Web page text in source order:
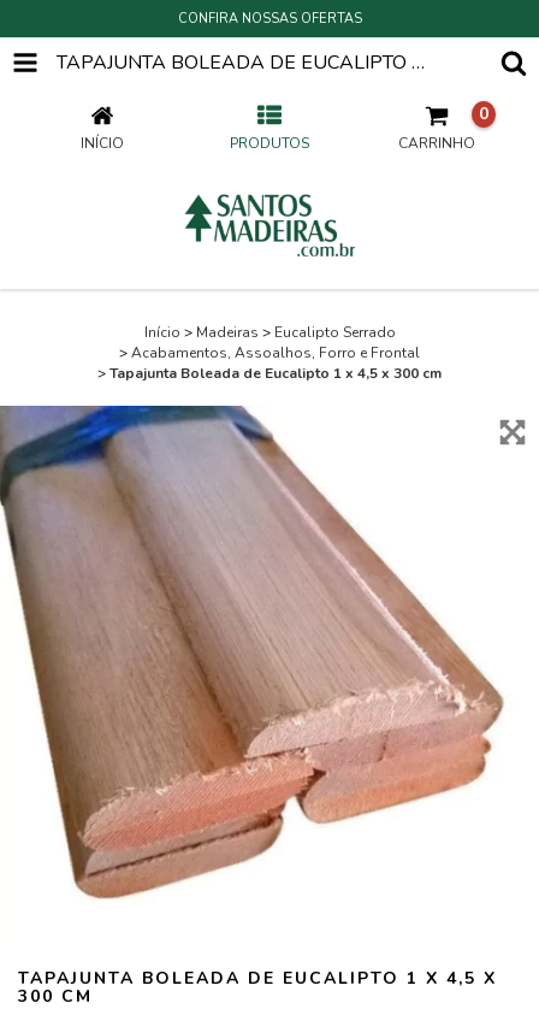
CONFIRA NOSSAS OFERTAS
TAPAJUNTA BOLEADA DE EUCALIPTO 1 X 4,5 X 300 CM
INÍCIO PRODUTOS CARRINHO
0
Início > Madeiras > Eucalipto Serrado
>Acabamentos, Assoalhos, Forro e Frontal
>Tapajunta Boleada de Eucalipto 1 x 4,5 x 300 cm
TAPAJUNTA BOLEADA DE EUCALIPTO 1 X 4,5 X
300 CM